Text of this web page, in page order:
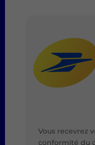
Vous recevrez
conformité du